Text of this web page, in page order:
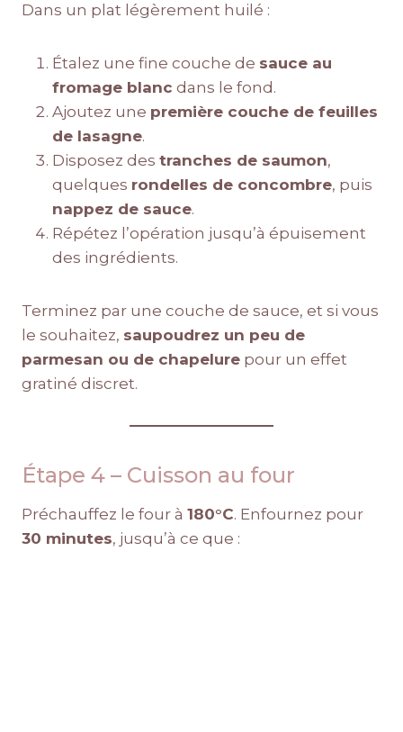
Dans un plat légèrement huilé :
Étalez une fine couche de sauce au
fromage blanc dans le fond.
Ajoutez une première couche de feuilles
de lasagne.
Disposez des tranches de saumon,
quelques rondelles de concombre, puis
nappez de sauce.
Répétez l’opération jusqu’à épuisement
des ingrédients.
Terminez par une couche de sauce, et si vous
le souhaitez, saupoudrez un peu de
parmesan ou de chapelure pour un effet
gratiné discret.
Étape 4 – Cuisson au four
Préchauffez le four à 180°C. Enfournez pour
30 minutes, jusqu’à ce que :